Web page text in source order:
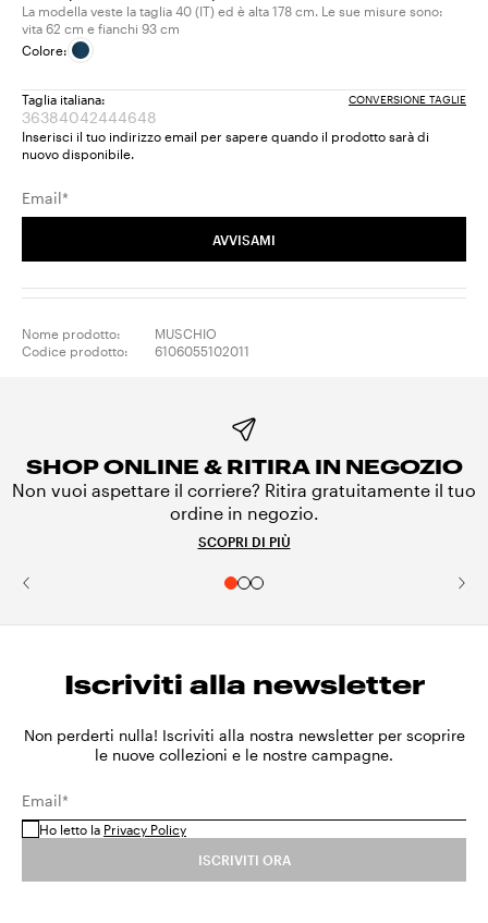
La modella veste la taglia 40 (IT) ed è alta 178 cm. Le sue misure sono:
vita 62 cm e fianchi 93 cm
Colore:
Taglia italiana: CONVERSIONE TAGLIE
36Taglia:
36
Prodotto
38Taglia:
38
Prodotto
40Taglia:
40
Prodotto
42Taglia:
42
Prodotto
44Taglia:
44
Prodotto
46Taglia:
46
Prodotto
48Taglia:
48
Inserisci il tuo indirizzo email per sapere quando il prodotto sarà di
nuovo disponibile.
Email*
AVVISAMI
Nome prodotto:
MUSCHIO
Codice prodotto:
6106055102011
SHOP ONLINE & RITIRA IN NEGOZIO
Non vuoi aspettare il corriere? Ritira gratuitamente il tuo
ordine in negozio.
SCOPRI DI PIÙ
Iscriviti alla newsletter
Non perderti nulla! Iscriviti alla nostra newsletter per scoprire
le nuove collezioni e le nostre campagne.
Email*
Ho letto la Privacy Policy
ISCRIVITI ORA